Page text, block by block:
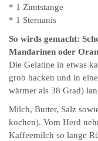
* 1 Zimtstange
* 1 Sternanis
So wirds gemacht:
Mandarinen oder
Die Gelatine in etwas
grob hacken und in
wärmer als 38 Grad)
Milch, Butter, Salz
kochen). Vom Herd
Kaffeemilch so lange